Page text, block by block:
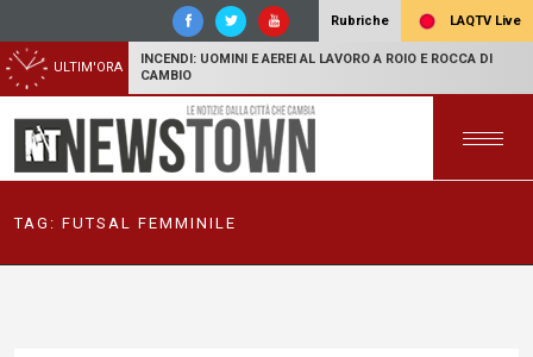
Rubriche LAQTV Live
ULTIM'ORA
INCENDI: UOMINI E AEREI AL LAVORO A ROIO E ROCCA DI
CAMBIO
TAG: FUTSAL FEMMINILE